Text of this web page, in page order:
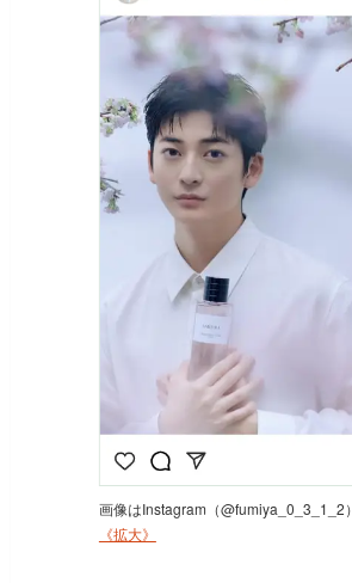
画像はInstagram（@fumiya_0_3_1_2
《拡大》